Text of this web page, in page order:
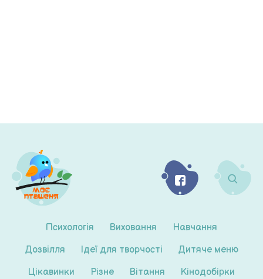
Психологія Виховання
Навчання
Дозвілля
Ідеї для творчості
Дитяче меню
Цікавинки
Різне Вітання Кінодобірки